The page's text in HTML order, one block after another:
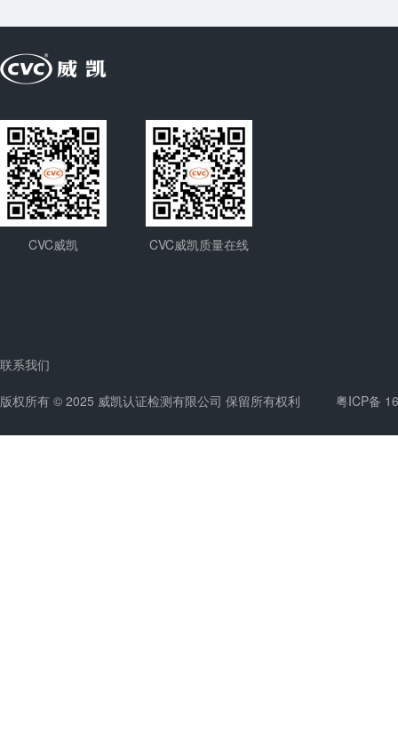
CVC威凯 CVC威凯质量在线
联系我们
版权所有 © 2025 威凯认证检测有限公司 保留所有权利 粤ICP备